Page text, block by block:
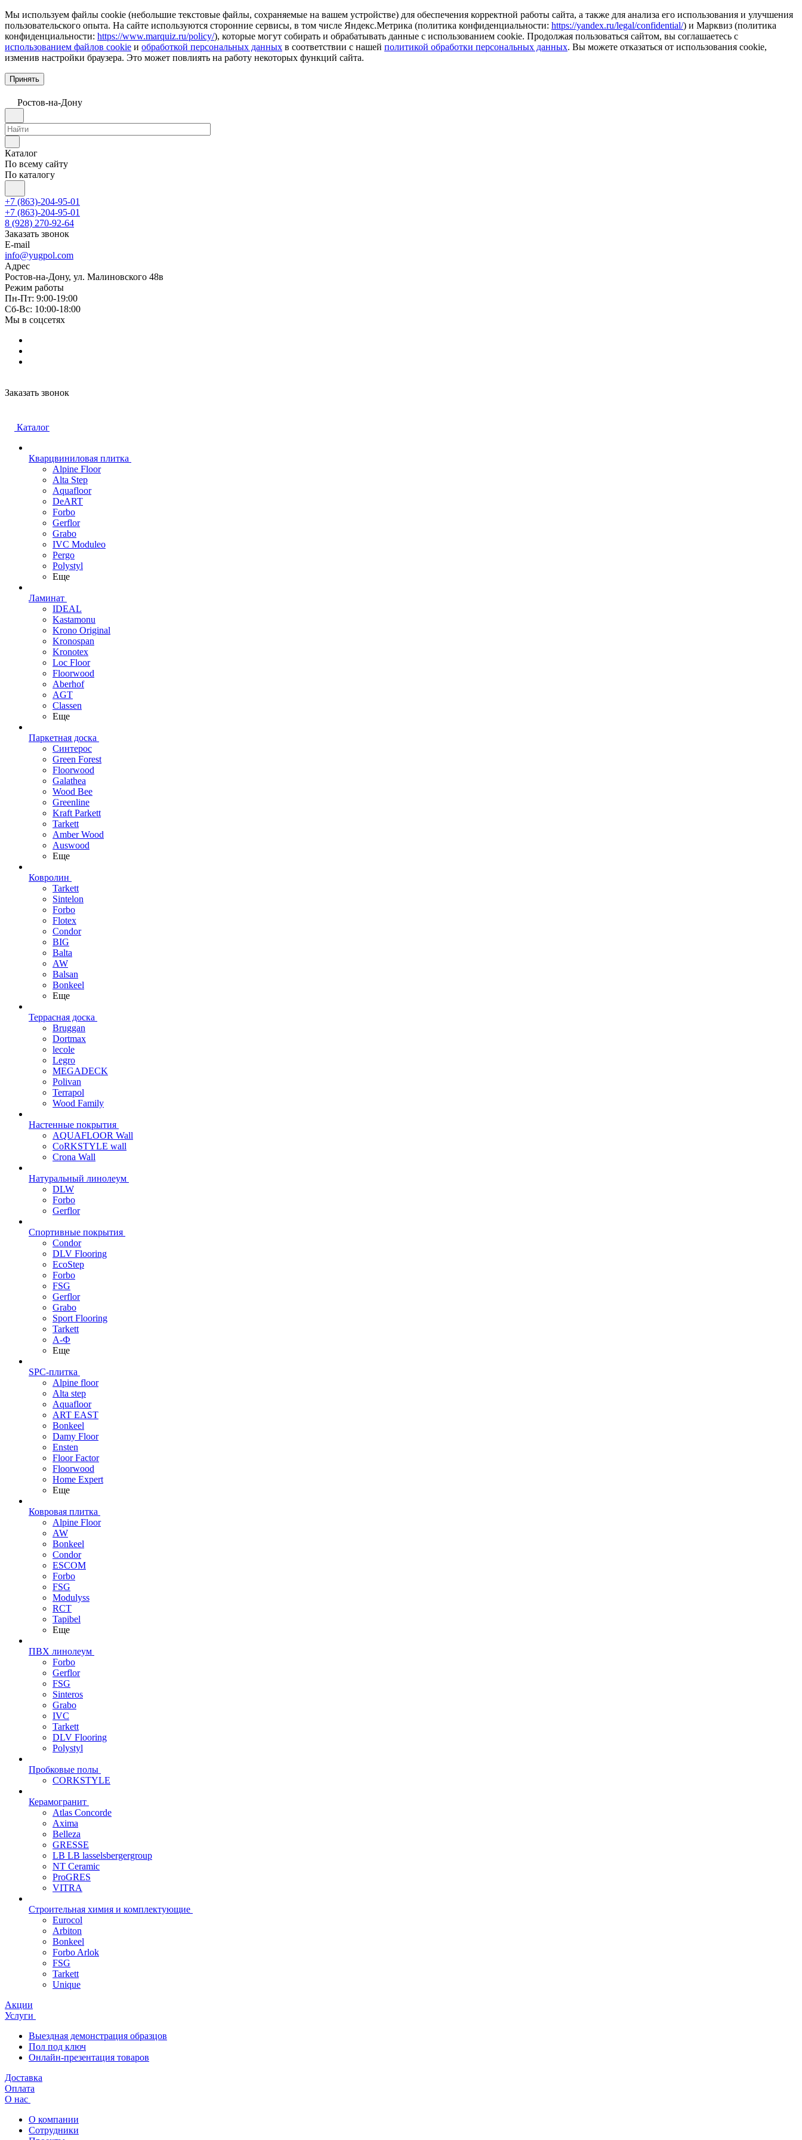
Мы используем файлы cookie (небольшие текстовые файлы, сохраняемые на вашем устройстве) для обеспечения корректной работы сайта, а также для анализа его использования и улучшения
пользовательского опыта. На сайте используются сторонние сервисы, в том числе Яндекс.Метрика (политика конфиденциальности: https://yandex.ru/legal/confidential/) и Марквиз (политика
конфиденциальности: https://www.marquiz.ru/policy/), которые могут собирать и обрабатывать данные с использованием cookie. Продолжая пользоваться сайтом, вы соглашаетесь с
использованием файлов cookie и обработкой персональных данных в соответствии с нашей политикой обработки персональных данных. Вы можете отказаться от использования cookie,
изменив настройки браузера. Это может повлиять на работу некоторых функций сайта.
Принять
Ростов-на-Дону
Каталог
По всему сайту
По каталогу
+7 (863)-204-95-01
+7 (863)-204-95-01
8 (928) 270-92-64
Заказать звонок
E-mail
info@yugpol.com
Адрес
Ростов-на-Дону, ул. Малиновского 48в
Режим работы
Пн-Пт: 9:00-19:00
Cб-Вс: 10:00-18:00
Мы в соцсетях
Заказать звонок
Каталог
Кварцвиниловая плитка
Alpine Floor
Alta Step
Aquafloor
DeART
Forbo
Gerflor
Grabo
IVC Moduleo
Pergo
Polystyl
Еще
Ламинат
IDEAL
Kastamonu
Krono Original
Kronospan
Kronotex
Loc Floor
Floorwood
Aberhof
AGT
Classen
Еще
Паркетная доска
Синтерос
Green Forest
Floorwood
Galathea
Wood Bee
Greenline
Kraft Parkett
Tarkett
Amber Wood
Auswood
Еще
Ковролин
Tarkett
Sintelon
Forbo
Flotex
Condor
BIG
Balta
AW
Balsan
Bonkeel
Еще
Террасная доска
Bruggan
Dortmax
lecole
Legro
MEGADECK
Polivan
Terrapol
Wood Family
Настенные покрытия
AQUAFLOOR Wall
CoRKSTYLE wall
Crona Wall
Натуральный линолеум
DLW
Forbo
Gerflor
Спортивные покрытия
Condor
DLV Flooring
EcoStep
Forbo
FSG
Gerflor
Grabo
Sport Flooring
Tarkett
А-Ф
Еще
SPC-плитка
Alpine floor
Alta step
Aquafloor
ART EAST
Bonkeel
Damy Floor
Ensten
Floor Factor
Floorwood
Home Expert
Еще
Ковровая плитка
Alpine Floor
AW
Bonkeel
Condor
ESCOM
Forbo
FSG
Modulyss
RCT
Tapibel
Еще
ПВХ линолеум
Forbo
Gerflor
FSG
Sinteros
Grabo
IVC
Tarkett
DLV Flooring
Polystyl
Пробковые полы
CORKSTYLE
Керамогранит
Atlas Concorde
Axima
Belleza
GRESSE
LB LB lasselsbergergroup
NT Ceramic
ProGRES
VITRA
Строительная химия и комплектующие
Eurocol
Arbiton
Bonkeel
Forbo Arlok
FSG
Tarkett
Unique
Акции
Услуги
Выездная демонстрация образцов
Пол под ключ
Онлайн-презентация товаров
Доставка
Оплата
О нас
О компании
Сотрудники